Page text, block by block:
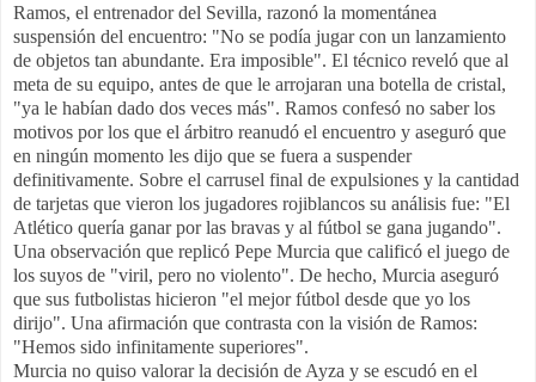
Ramos, el entrenador del Sevilla, razonó la momentánea
suspensión del encuentro: "No se podía jugar con un lanzamiento
de objetos tan abundante. Era imposible". El técnico reveló que al
meta de su equipo, antes de que le arrojaran una botella de cristal,
"ya le habían dado dos veces más". Ramos confesó no saber los
motivos por los que el árbitro reanudó el encuentro y aseguró que
en ningún momento les dijo que se fuera a suspender
definitivamente. Sobre el carrusel final de expulsiones y la cantidad
de tarjetas que vieron los jugadores rojiblancos su análisis fue: "El
Atlético quería ganar por las bravas y al fútbol se gana jugando".
Una observación que replicó Pepe Murcia que calificó el juego de
los suyos de "viril, pero no violento". De hecho, Murcia aseguró
que sus futbolistas hicieron "el mejor fútbol desde que yo los
dirijo". Una afirmación que contrasta con la visión de Ramos:
"Hemos sido infinitamente superiores".
Murcia no quiso valorar la decisión de Ayza y se escudó en el